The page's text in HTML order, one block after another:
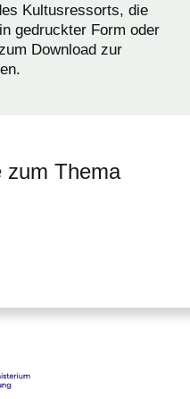
Kultusressorts, die
gedruckter Form oder
Download zur
zum Thema